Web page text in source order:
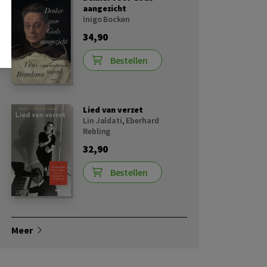
aangezicht
Inigo Bocken
34,90
Bestellen
Lied van verzet
Lin Jaldati, Eberhard
Rebling
32,90
Bestellen
Meer